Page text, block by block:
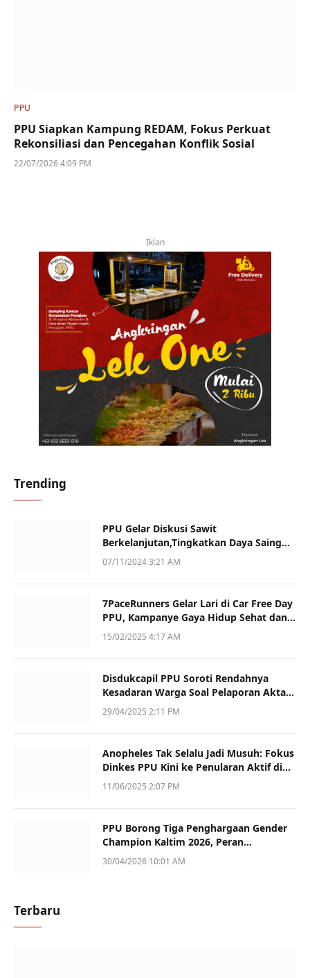
PPU
PPU Siapkan Kampung REDAM, Fokus Perkuat
Rekonsiliasi dan Pencegahan Konflik Sosial
22/07/2026 4:09 PM
Iklan
Trending
PPU Gelar Diskusi Sawit
Berkelanjutan,Tingkatkan Daya Saing
dan Kualitas
07/11/2024 3:21 AM
7PaceRunners Gelar Lari di Car Free Day
PPU, Kampanye Gaya Hidup Sehat dan
Dukung UMKM
15/02/2025 4:17 AM
Disdukcapil PPU Soroti Rendahnya
Kesadaran Warga Soal Pelaporan Akta
Kematian
29/04/2025 2:11 PM
Anopheles Tak Selalu Jadi Musuh: Fokus
Dinkes PPU Kini ke Penularan Aktif di
Sotek
11/06/2025 2:07 PM
PPU Borong Tiga Penghargaan Gender
Champion Kaltim 2026, Peran
Perempuan Jadi Sorotan
30/04/2026 10:01 AM
Terbaru